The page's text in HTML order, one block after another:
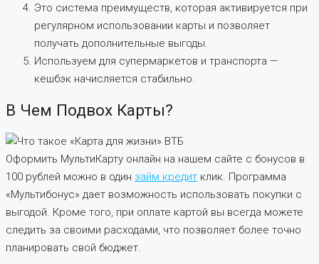
Это система преимуществ, которая активируется при
регулярном использовании карты и позволяет
получать дополнительные выгоды.
Используем для супермаркетов и транспорта —
кешбэк начисляется стабильно.
В Чем Подвох Карты?
Оформить МультиКарту онлайн на нашем сайте с бонусов в
100 рублей можно в один займ кредит клик. Программа
«Мультибонус» дает возможность использовать покупки с
выгодой. Кроме того, при оплате картой вы всегда можете
следить за своими расходами, что позволяет более точно
планировать свой бюджет.